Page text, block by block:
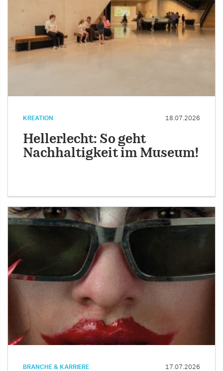
KREATION 18.07.2026
Hellerlecht: So geht
Nachhaltigkeit im Museum!
BRANCHE & KARRIERE 17.07.2026